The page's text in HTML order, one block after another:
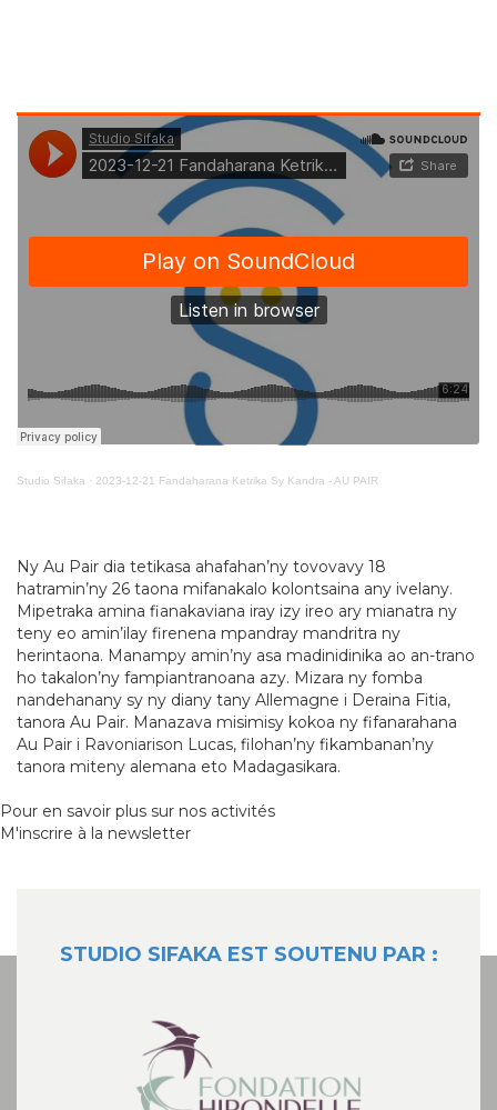
Studio Sifaka · 2023-12-21 Fandaharana Ketrika Sy Kandra - AU PAIR
Ny Au Pair dia tetikasa ahafahan’ny tovovavy 18
hatramin’ny 26 taona mifanakalo kolontsaina any ivelany.
Mipetraka amina fianakaviana iray izy ireo ary mianatra ny
teny eo amin’ilay firenena mpandray mandritra ny
herintaona. Manampy amin’ny asa madinidinika ao an-trano
ho takalon’ny fampiantranoana azy. Mizara ny fomba
nandehanany sy ny diany tany Allemagne i Deraina Fitia,
tanora Au Pair. Manazava misimisy kokoa ny fifanarahana
Au Pair i Ravoniarison Lucas, filohan’ny fikambanan’ny
tanora miteny alemana eto Madagasikara.
Pour en savoir plus sur nos activités
M'inscrire à la newsletter
STUDIO SIFAKA EST SOUTENU PAR :